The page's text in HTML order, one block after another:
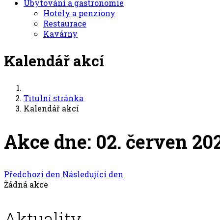
Ubytování a gastronomie
Hotely a penziony
Restaurace
Kavárny
Kalendář akcí
Titulní stránka
Kalendář akcí
Akce dne: 02. červen
Předchozí den Následující den
Žádná akce